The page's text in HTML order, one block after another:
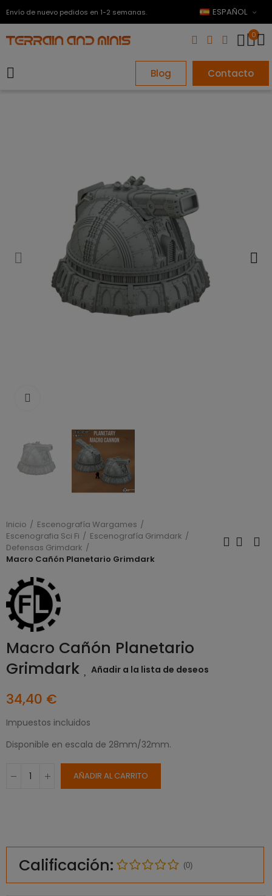
Envío de nuevo pedidos en 1-2 semanas. ESPAÑOL
0
Blog Contacto
Inicio
Escenografía Wargames
Escenografia Sci Fi
Escenografía Grimdark
Defensas Grimdark
Macro Cañón Planetario Grimdark
Macro Cañón Planetario
Grimdark
Añadir a la lista de deseos
34,40 €
Impuestos incluidos
Disponible en escala de 28mm/32mm.
AÑADIR AL CARRITO
Calificación: (0)